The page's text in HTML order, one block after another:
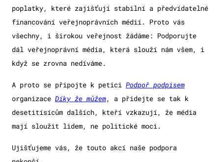
poplatky, které zajišťují stabilní a předvídatelné
financování veřejnoprávních médií. Proto vás
všechny, i širokou veřejnost žádáme: Podporujte
dál veřejnoprávní média, která slouží nám všem, i
když se zrovna nedíváme.
A proto se připojte k petici Podpoř podpisem
organizace Díky že můžem, a přidejte se tak k
desetitísícům dalších, kteří vzkazují, že média
mají sloužit lidem, ne politické moci.
Ujišťujeme vás, že touto akcí naše podpora